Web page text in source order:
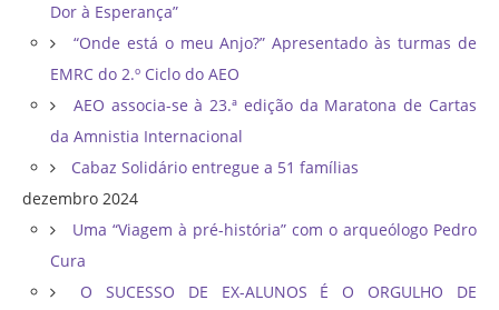
Dor à Esperança”
“Onde está o meu Anjo?” Apresentado às turmas de
EMRC do 2.º Ciclo do AEO
AEO associa-se à 23.ª edição da Maratona de Cartas
da Amnistia Internacional
Cabaz Solidário entregue a 51 famílias
dezembro 2024
Uma “Viagem à pré-história” com o arqueólogo Pedro
Cura
O SUCESSO DE EX-ALUNOS É O ORGULHO DE